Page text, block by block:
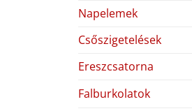
Napelemek
Csőszigetelések
Ereszcsatorna
Falburkolatok